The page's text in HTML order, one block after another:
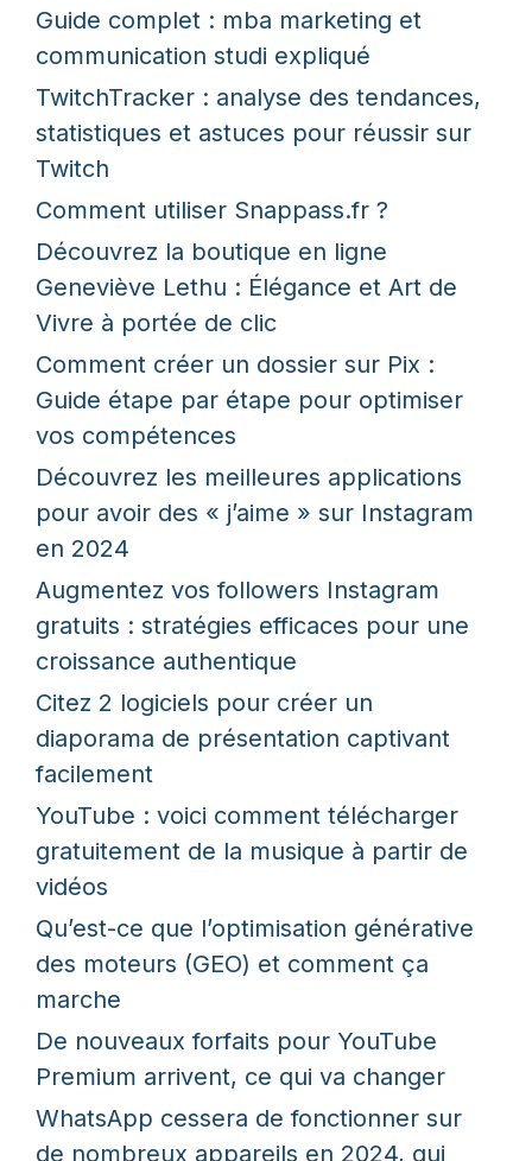
Guide complet : mba marketing et
communication studi expliqué
TwitchTracker : analyse des tendances,
statistiques et astuces pour réussir sur
Twitch
Comment utiliser Snappass.fr ?
Découvrez la boutique en ligne
Geneviève Lethu : Élégance et Art de
Vivre à portée de clic
Comment créer un dossier sur Pix :
Guide étape par étape pour optimiser
vos compétences
Découvrez les meilleures applications
pour avoir des « j’aime » sur Instagram
en 2024
Augmentez vos followers Instagram
gratuits : stratégies efficaces pour une
croissance authentique
Citez 2 logiciels pour créer un
diaporama de présentation captivant
facilement
YouTube : voici comment télécharger
gratuitement de la musique à partir de
vidéos
Qu’est-ce que l’optimisation générative
des moteurs (GEO) et comment ça
marche
De nouveaux forfaits pour YouTube
Premium arrivent, ce qui va changer
WhatsApp cessera de fonctionner sur
de nombreux appareils en 2024, qui